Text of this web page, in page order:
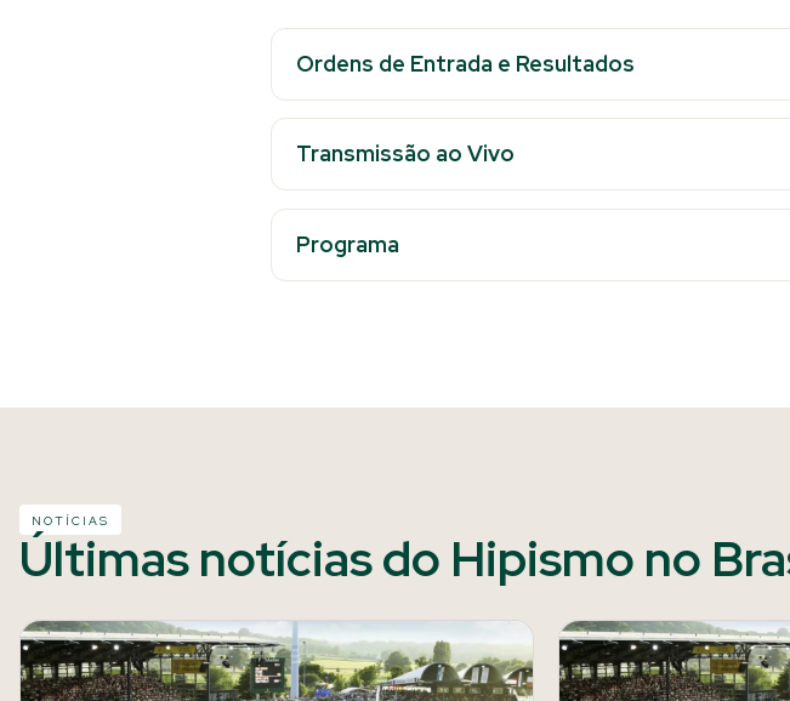
Ordens de Entrada e Resultados
Transmissão ao Vivo
Programa
NOTÍCIAS
Últimas notícias do Hipismo no